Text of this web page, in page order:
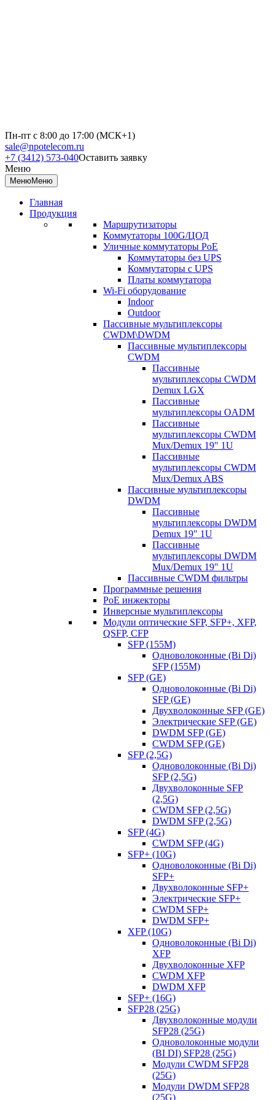
Пн-пт с 8:00 до 17:00 (МСК+1)
sale@npotelecom.ru
+7 (3412) 573-040Оставить заявку
Меню
МенюМеню
Главная
Продукция
Маршрутизаторы
Коммутаторы 100G/ЦОД
Уличные коммутаторы PoE
Коммутаторы без UPS
Коммутаторы с UPS
Платы коммутатора
Wi-Fi оборудование
Indoor
Outdoor
Пассивные мультиплексоры
CWDM\DWDM
Пассивные мультиплексоры
CWDM
Пассивные
мультиплексоры CWDM
Demux LGX
Пассивные
мультиплексоры OADM
Пассивные
мультиплексоры CWDM
Mux/Demux 19" 1U
Пассивные
мультиплексоры CWDM
Mux/Demux ABS
Пассивные мультиплексоры
DWDM
Пассивные
мультиплексоры DWDM
Demux 19" 1U
Пассивные
мультиплексоры DWDM
Mux/Demux 19" 1U
Пассивные CWDM фильтры
Программные решения
PoE инжекторы
Инверсные мультиплексоры
Модули оптические SFP, SFP+, XFP,
QSFP, CFP
SFP (155M)
Одноволоконные (Bi Di)
SFP (155M)
SFP (GE)
Одноволоконные (Bi Di)
SFP (GE)
Двухволоконные SFP (GE)
Электрические SFP (GE)
DWDM SFP (GE)
CWDM SFP (GE)
SFP (2,5G)
Одноволоконные (Bi Di)
SFP (2,5G)
Двухволоконные SFP
(2,5G)
CWDM SFP (2,5G)
DWDM SFP (2,5G)
SFP (4G)
CWDM SFP (4G)
SFP+ (10G)
Одноволоконные (Bi Di)
SFP+
Двухволоконные SFP+
Электрические SFP+
CWDM SFP+
DWDM SFP+
XFP (10G)
Одноволоконные (Bi Di)
XFP
Двухволоконные XFP
CWDM XFP
DWDM XFP
SFP+ (16G)
SFP28 (25G)
Двухволоконные модули
SFP28 (25G)
Одноволоконные модули
(BI DI) SFP28 (25G)
Модули CWDM SFP28
(25G)
Модули DWDM SFP28
(25G)